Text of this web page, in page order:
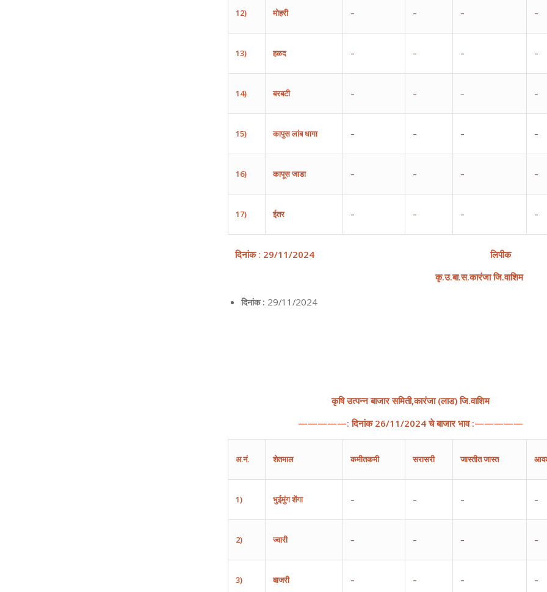
12) मोहरी – – – –
13) हळद – – – –
14) बरबटी – – – –
15) कापुसलांबधागा – – – –
16) कापूसजाडा – – – –
17) ईतर – – – –
दिनांक : 29/1 1/2024
लिपीक
कृ.उ.बा.स.कारंजा जि.वाशिम
दिनांक : 29/11/2024
कृषि उत्पन्न बाजार समिती,कारंजा(लाड)जि.वाशिम
—————:दिनांक 26/11/2024 चे बाजार भाव:—————
अ.नं. शेतमाल कमीतकमी सरासरी जास्तीतजास्त
1) भुईमुंगशेंगा – – – –
2) ज्वारी – – – –
3) बाजरी – – – –